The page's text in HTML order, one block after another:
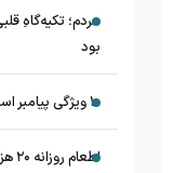
مردم؛ تکیه‌گاهِ
بود
۱۰ ویژگی پیامبر اسلام در آیه ۱۵۷ سوره اعراف